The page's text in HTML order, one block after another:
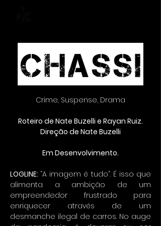
Crime, Suspense, Drama
Roteiro de Nate Buzelli e Rayan Ruiz.
Direção de Nate Buzelli
Em Desenvolvimento.
LOGLINE: “A imagem é tudo”. É isso que
alimenta a ambição de um
empreendedor frustrado para
enriquecer através de um
desmanche ilegal de carros. No auge